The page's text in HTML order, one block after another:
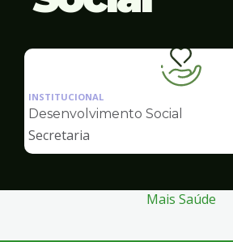
Ilustração
da
pagina
INSTITUCIONAL
Desenvolvimento Social
Secretaria
Mais Saúde